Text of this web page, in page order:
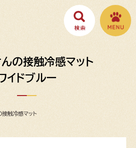
んの接触冷感マット
イドブルー
接触冷感マット